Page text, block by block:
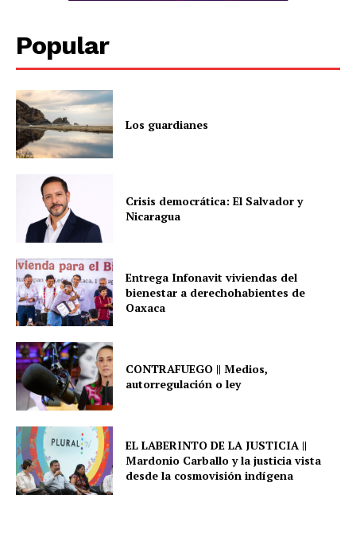
Popular
Los guardianes
Crisis democrática: El Salvador y
Nicaragua
Entrega Infonavit viviendas del
bienestar a derechohabientes de
Oaxaca
CONTRAFUEGO || Medios,
autorregulación o ley
EL LABERINTO DE LA JUSTICIA ||
Mardonio Carballo y la justicia vista
desde la cosmovisión indígena